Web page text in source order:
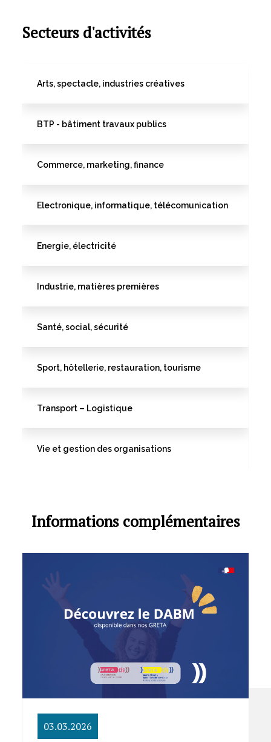
Secteurs d'activités
Arts, spectacle, industries créatives
BTP - bâtiment travaux publics
Commerce, marketing, finance
Electronique, informatique, télécomunication
Energie, électricité
Industrie, matières premières
Santé, social, sécurité
Sport, hôtellerie, restauration, tourisme
Transport – Logistique
Vie et gestion des organisations
Informations complémentaires
03.03.2026